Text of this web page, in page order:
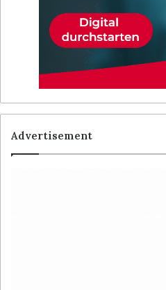
Advertisement